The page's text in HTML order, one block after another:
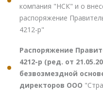
компания "НСК" и о
распоряжение
4212-р"
Распоряжение
4212-р (ред. от
безвозмездной
директоров ООО